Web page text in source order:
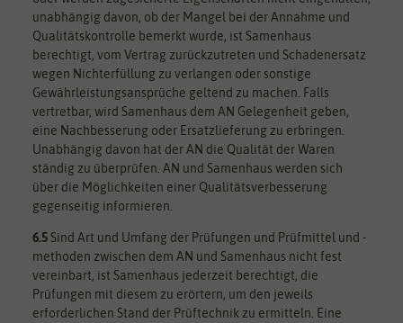
unabhängig davon, ob der Mangel bei der Annahme und
Qualitätskontrolle bemerkt wurde, ist Samenhaus
berechtigt, vom Vertrag zurückzutreten und Schadenersatz
wegen Nichterfüllung zu verlangen oder sonstige
Gewährleistungsansprüche geltend zu machen. Falls
vertretbar, wird Samenhaus dem AN Gelegenheit geben,
eine Nachbesserung oder Ersatzlieferung zu erbringen.
Unabhängig davon hat der AN die Qualität der Waren
ständig zu überprüfen. AN und Samenhaus werden sich
über die Möglichkeiten einer Qualitätsverbesserung
gegenseitig informieren.
6.5 Sind Art und Umfang der Prüfungen und Prüfmittel und -
methoden zwischen dem AN und Samenhaus nicht fest
vereinbart, ist Samenhaus jederzeit berechtigt, die
Prüfungen mit diesem zu erörtern, um den jeweils
erforderlichen Stand der Prüftechnik zu ermitteln. Eine